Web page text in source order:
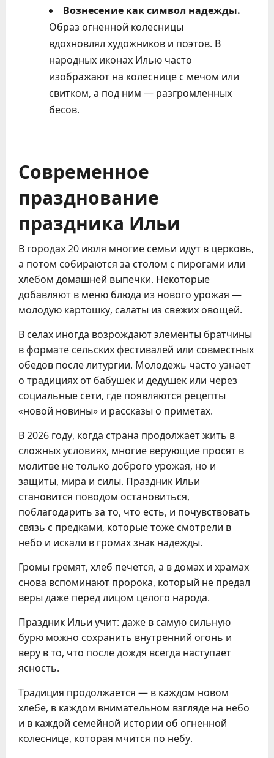
Вознесение как символ надежды.
Образ огненной колесницы
вдохновлял художников и поэтов. В
народных иконах Илью часто
изображают на колеснице с мечом или
свитком, а под ним — разгромленных
бесов.
Современное
празднование
праздника Ильи
В городах 20 июля многие семьи идут в церковь,
а потом собираются за столом с пирогами или
хлебом домашней выпечки. Некоторые
добавляют в меню блюда из нового урожая —
молодую картошку, салаты из свежих овощей.
В селах иногда возрождают элементы братчины
в формате сельских фестивалей или совместных
обедов после литургии. Молодежь часто узнает
о традициях от бабушек и дедушек или через
социальные сети, где появляются рецепты
«новой новины» и рассказы о приметах.
В 2026 году, когда страна продолжает жить в
сложных условиях, многие верующие просят в
молитве не только доброго урожая, но и
защиты, мира и силы. Праздник Ильи
становится поводом остановиться,
поблагодарить за то, что есть, и почувствовать
связь с предками, которые тоже смотрели в
небо и искали в громах знак надежды.
Громы гремят, хлеб печется, а в домах и храмах
снова вспоминают пророка, который не предал
веры даже перед лицом целого народа.
Праздник Ильи учит: даже в самую сильную
бурю можно сохранить внутренний огонь и
веру в то, что после дождя всегда наступает
ясность.
Традиция продолжается — в каждом новом
хлебе, в каждом внимательном взгляде на небо
и в каждой семейной истории об огненной
колеснице, которая мчится по небу.